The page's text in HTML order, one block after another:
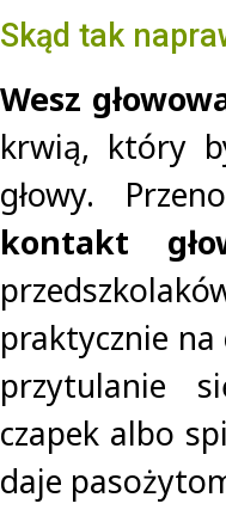
Skąd tak
Wesz
krwią, który
głowy.
kontakt
praktycznie
przytulanie
czapek albo
daje